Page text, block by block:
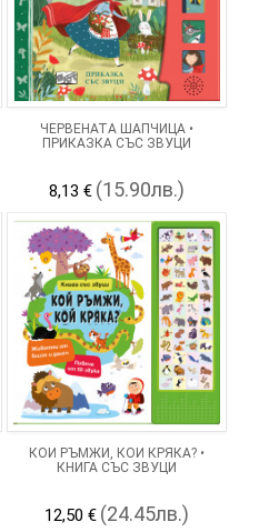
ЧЕРВЕНАТА ШАПЧИЦА •
ПРИКАЗКА СЪС ЗВУЦИ
8,13 € (15.90лв.)
КОЙ РЪМЖИ, КОЙ КРЯКА? •
КНИГА СЪС ЗВУЦИ
12,50 € (24.45лв.)